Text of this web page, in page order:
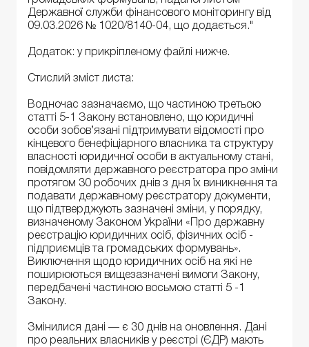
Державної служби фінансового моніторингу від
09.03.2026 № 1020/8140-04, що додається."
Додаток: у прикріпленому файлі нижче.
Стислий зміст листа:
Водночас зазначаємо, що частиною третьою
статті 5-1 Закону встановлено, що юридичні
особи зобов’язані підтримувати відомості про
кінцевого бенефіціарного власника та структуру
власності юридичної особи в актуальному стані,
повідомляти державного реєстратора про зміни
протягом 30 робочих днів з дня їх виникнення та
подавати державному реєстратору документи,
що підтверджують зазначені зміни, у порядку,
визначеному Законом України «Про державну
реєстрацію юридичних осіб, фізичних осіб -
підприємців та громадських формувань».
Виключення щодо юридичних осіб на які не
поширюються вищезазначені вимоги Закону,
передбачені частиною восьмою статті 5 -1
Закону.
Змінилися дані — є 30 днів на оновлення. Дані
про реальних власників у реєстрі (ЄДР) мають